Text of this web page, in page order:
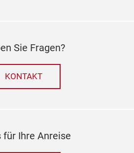
Sie Fragen?
KONTAKT
für Ihre Anreise